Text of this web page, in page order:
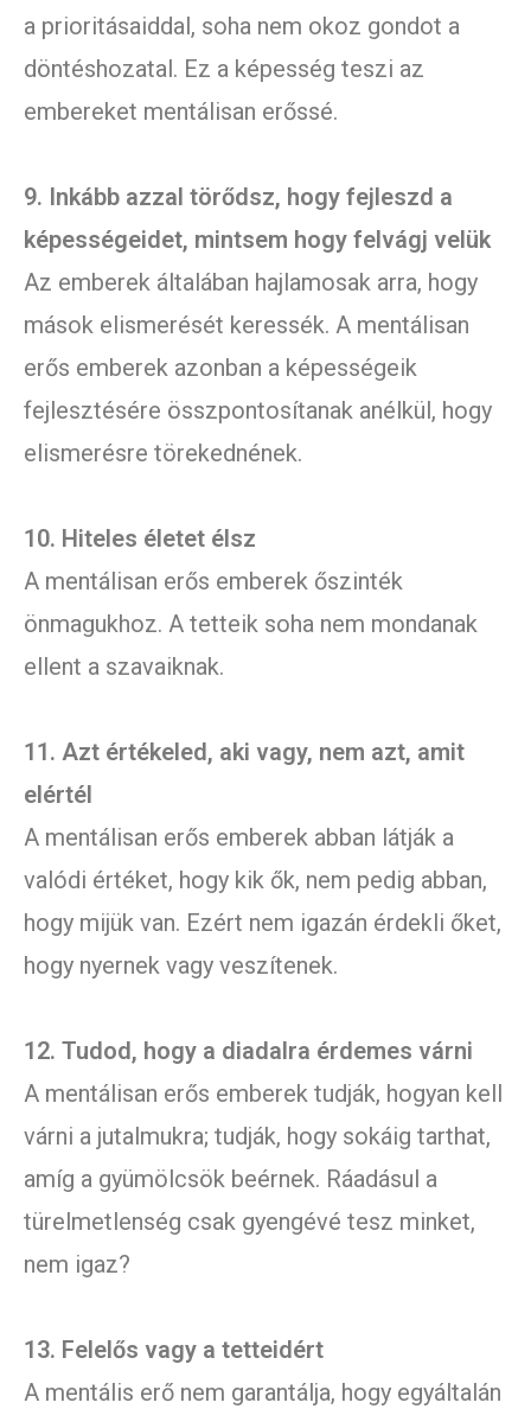
a prioritásaiddal, soha nem okoz gondot a
döntéshozatal. Ez a képesség teszi az
embereket mentálisan erőssé.
9. Inkább azzal törődsz, hogy fejleszd a
képességeidet, mintsem hogy felvágj velük
Az emberek általában hajlamosak arra, hogy
mások elismerését keressék. A mentálisan
erős emberek azonban a képességeik
fejlesztésére összpontosítanak anélkül, hogy
elismerésre törekednének.
10. Hiteles életet élsz
A mentálisan erős emberek őszinték
önmagukhoz. A tetteik soha nem mondanak
ellent a szavaiknak.
11. Azt értékeled, aki vagy, nem azt, amit
elértél
A mentálisan erős emberek abban látják a
valódi értéket, hogy kik ők, nem pedig abban,
hogy mijük van. Ezért nem igazán érdekli őket,
hogy nyernek vagy veszítenek.
12. Tudod, hogy a diadalra érdemes várni
A mentálisan erős emberek tudják, hogyan kell
várni a jutalmukra; tudják, hogy sokáig tarthat,
amíg a gyümölcsök beérnek. Ráadásul a
türelmetlenség csak gyengévé tesz minket,
nem igaz?
13. Felelős vagy a tetteidért
A mentális erő nem garantálja, hogy egyáltalán